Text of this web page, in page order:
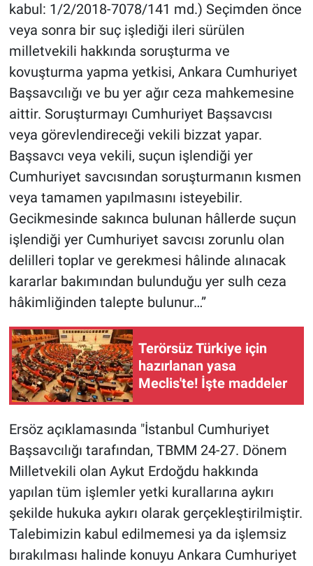
kabul: 1/2/2018-7078/141 md.) Seçimden önce
veya sonra bir suç işlediği ileri sürülen
milletvekili hakkında soruşturma ve
kovuşturma yapma yetkisi, Ankara Cumhuriyet
Başsavcılığı ve bu yer ağır ceza mahkemesine
aittir. Soruşturmayı Cumhuriyet Başsavcısı
veya görevlendireceği vekili bizzat yapar.
Başsavcı veya vekili, suçun işlendiği yer
Cumhuriyet savcısından soruşturmanın kısmen
veya tamamen yapılmasını isteyebilir.
Gecikmesinde sakınca bulunan hâllerde suçun
işlendiği yer Cumhuriyet savcısı zorunlu olan
delilleri toplar ve gerekmesi hâlinde alınacak
kararlar bakımından bulunduğu yer sulh ceza
hâkimliğinden talepte bulunur…”
Terörsüz Türkiye için
hazırlanan yasa
Meclis'te! İşte maddeler
Ersöz açıklamasında "İstanbul Cumhuriyet
Başsavcılığı tarafından, TBMM 24-27. Dönem
Milletvekili olan Aykut Erdoğdu hakkında
yapılan tüm işlemler yetki kurallarına aykırı
şekilde hukuka aykırı olarak gerçekleştirilmiştir.
Talebimizin kabul edilmemesi ya da işlemsiz
bırakılması halinde konuyu Ankara Cumhuriyet